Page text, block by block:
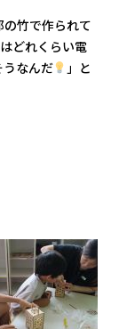
竹で作られて
どれくらい電
なんだ
」と